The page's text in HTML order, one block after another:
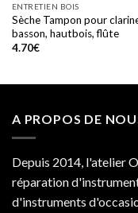
ENTRETIEN BOIS
Sèche Tampon pour
basson, hautbois, flûte
4.70€
A PROPOS DE
Depuis 2014, l'atelier
réparation
d'instruments